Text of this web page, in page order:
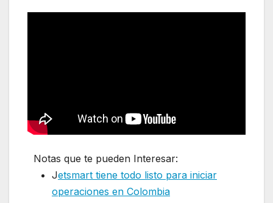
Notas que te pueden Interesar:
Jetsmart tiene todo listo para iniciar
operaciones en Colombia